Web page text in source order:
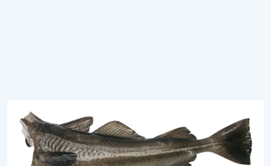
Om Domstein
Kontakt oss